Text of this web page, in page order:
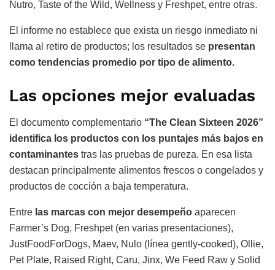
Nutro, Taste of the Wild, Wellness y Freshpet, entre otras.
El informe no establece que exista un riesgo inmediato ni
llama al retiro de productos; los resultados se presentan
como tendencias promedio por tipo de alimento.
Las opciones mejor evaluadas
El documento complementario “The Clean Sixteen 2026”
identifica los productos con los puntajes más bajos en
contaminantes tras las pruebas de pureza. En esa lista
destacan principalmente alimentos frescos o congelados y
productos de cocción a baja temperatura.
Entre las marcas con mejor desempeño aparecen
Farmer’s Dog, Freshpet (en varias presentaciones),
JustFoodForDogs, Maev, Nulo (línea gently-cooked), Ollie,
Pet Plate, Raised Right, Caru, Jinx, We Feed Raw y Solid